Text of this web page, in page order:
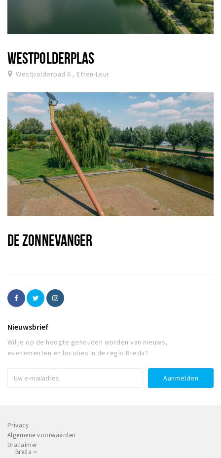
WESTPOLDERPLAS
Westpolderpad 6 , Etten-Leur
DE ZONNEVANGER
Nieuwsbrief
Wil je op de hoogte gehouden worden van nieuws,
evenementen en locaties in de regio Breda?
Privacy
Algemene voorwaarden
Disclaimer
Breda